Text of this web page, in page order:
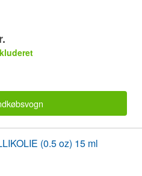
(0.5 oz) 15 ml